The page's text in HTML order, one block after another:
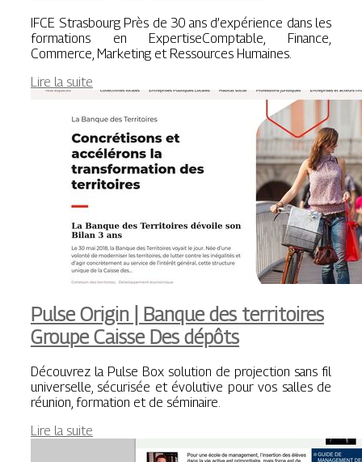
IFCE Strasbourg Près de 30 ans d’expérience dans les
formations en ExpertiseComptable, Finance,
Commerce, Marketing et Ressources Humaines.
Lire la suite
Pulse Origin | Banque des territoires
Groupe Caisse Des dépôts
Découvrez la Pulse Box solution de projection sans fil
universelle, sécurisée et évolutive pour vos salles de
réunion, formation et de séminaire.
Lire la suite